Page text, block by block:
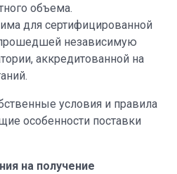
объема.
для сертифицированной
независимую
аккредитованной на
условия и правила
особенности поставки
на получение